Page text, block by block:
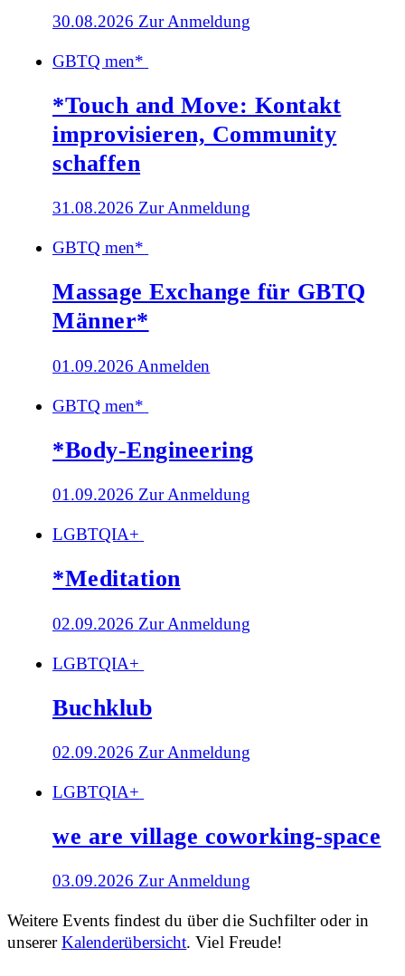
30.08.2026 Zur Anmeldung
GBTQ men*
*Touch and Move: Kontakt
improvisieren, Community
schaffen
31.08.2026 Zur Anmeldung
GBTQ men*
Massage Exchange für GBTQ
Männer*
01.09.2026 Anmelden
GBTQ men*
*Body-Engineering
01.09.2026 Zur Anmeldung
LGBTQIA+
*Meditation
02.09.2026 Zur Anmeldung
LGBTQIA+
Buchklub
02.09.2026 Zur Anmeldung
LGBTQIA+
we are village coworking-space
03.09.2026 Zur Anmeldung
Weitere Events findest du über die Suchfilter oder in
unsererKalenderübersicht. Viel Freude!